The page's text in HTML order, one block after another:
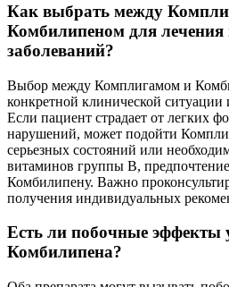
Как выбрать между
Комбилипеном для лечения
заболеваний?
Выбор между Комплигамом и
конкретной клинической ситуации
Если пациент страдает от легких
нарушений, может подойти
серьезных состояний или
витаминов группы B,
Комбилипену. Важно
получения индивидуальных
Есть ли побочные эффекты
Комбилипена?